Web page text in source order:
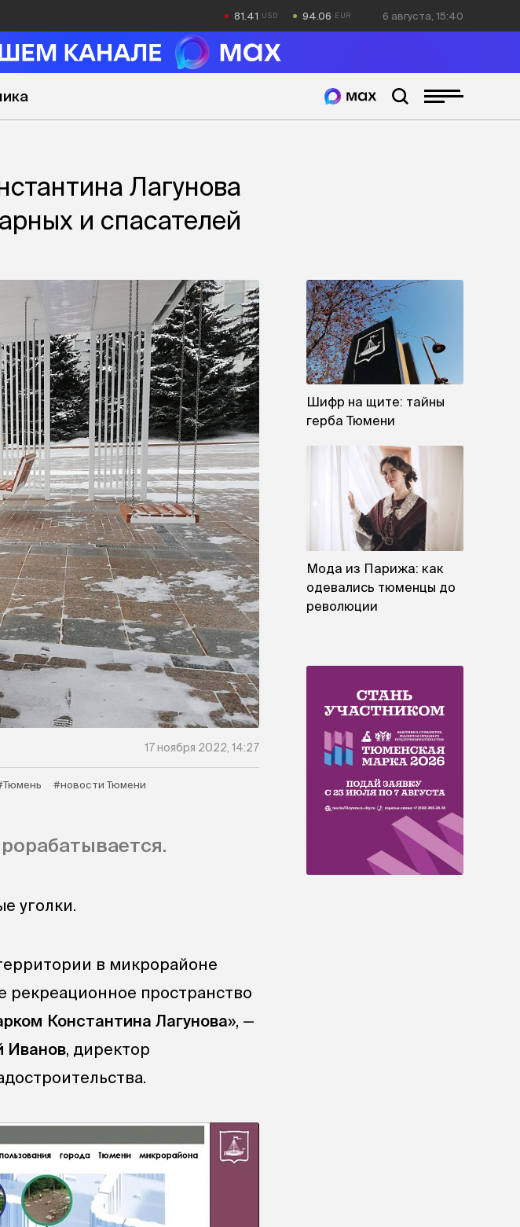
81.41 94.06 6 августа, 15:40
Лагунова
и спасателей
17 ноября 2022, 14:27
#новости Тюмени
уголки.
в микрорайоне
рекреационное пространство
Константина Лагунова», —
Иванов, директор
Шифр на щите: тайны
герба Тюмени
Мода из Парижа: как
одевались тюменцы до
революции